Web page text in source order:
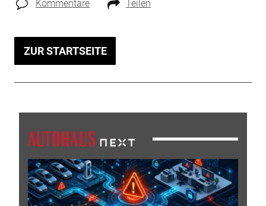
Kommentare Teilen
ZUR STARTSEITE